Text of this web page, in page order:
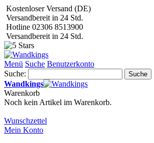
Kostenloser Versand (DE)
Versandbereit in 24 Std.
Hotline 02306 8513900
Versandbereit in 24 Std.
Menü Suche Benutzerkonto
Suche:
Suche
Wandkings
Warenkorb
Noch kein Artikel im Warenkorb.
Wunschzettel
Mein Konto